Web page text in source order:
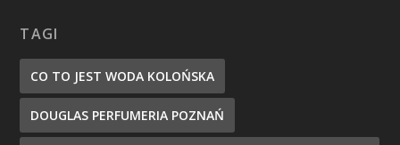
TAGI
CO TO JEST WODA KOLOŃSKA
DOUGLAS PERFUMERIA POZNAŃ